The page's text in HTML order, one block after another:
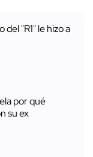
del "R1" le hizo a
por qué
su ex